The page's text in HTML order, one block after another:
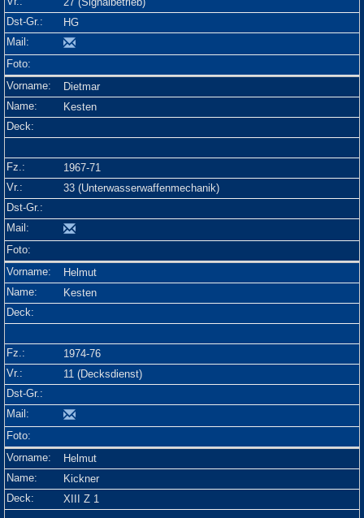
HG
Dietmar
Kesten
1967-71
33 (Unterwasserwaffenmechanik)
Helmut
Kesten
1974-76
11 (Decksdienst)
Helmut
Kickner
XIII Z 1